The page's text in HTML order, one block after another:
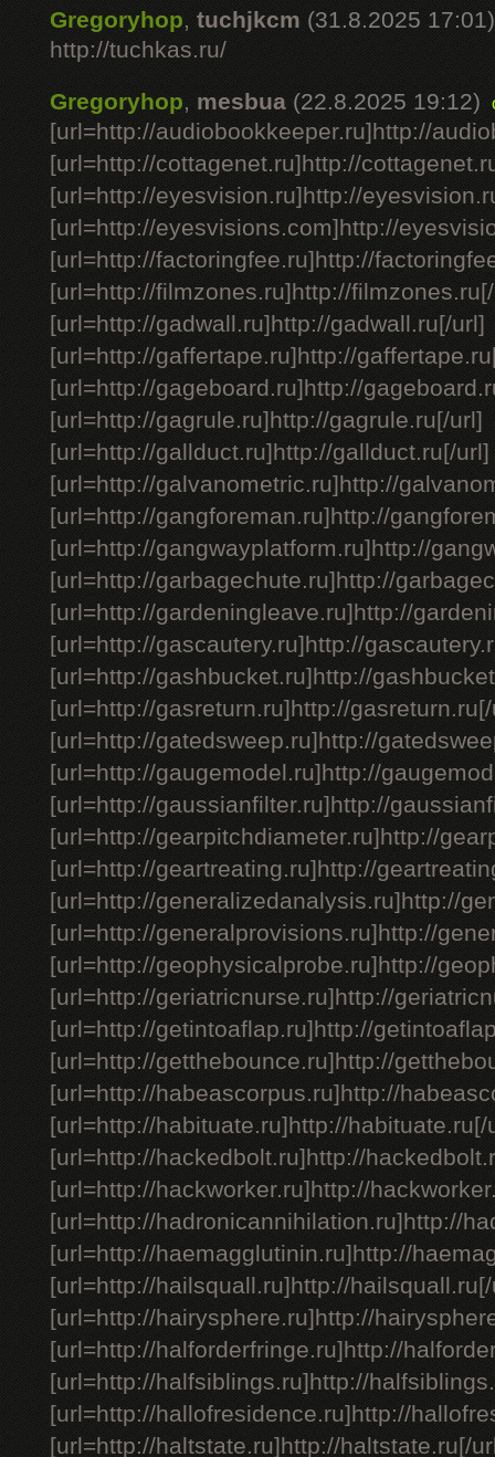
Gregoryhop,tuchjkcm (31.8.2025 17:01)
http://tuchkas.ru/
Gregoryhop, mesbua (22.8.2025 19:12)
[url=http://audiobookkeeper.ru]http://
[url=http://cottagenet.ru]http://
[url=http://eyesvision.ru]http://
[url=http://eyesvisions.com]http://
[url=http://factoringfee.ru]http://
[url=http://filmzones.ru]http://
[url=http://gadwall.ru]http://gadwall.ru[/url]
[url=http://gaffertape.ru]http://
[url=http://gageboard.ru]http://
[url=http://gagrule.ru]http://gagrule.ru[/url]
[url=http://gallduct.ru]http://gallduct.ru[/url]
[url=http://galvanometric.ru]http://
[url=http://gangforeman.ru]http://
[url=http://gangwayplatform.ru]http://
[url=http://garbagechute.ru]http://
[url=http://gardeningleave.ru]http://
[url=http://gascautery.ru]http://
[url=http://gashbucket.ru]http://
[url=http://gasreturn.ru]http://
[url=http://gatedsweep.ru]http://
[url=http://gaugemodel.ru]http://
[url=http://gaussianfilter.ru]http://
[url=http://gearpitchdiameter.ru]http://
[url=http://geartreating.ru]http://
[url=http://generalizedanalysis.ru]http://
[url=http://generalprovisions.ru]http://
[url=http://geophysicalprobe.ru]http://
[url=http://geriatricnurse.ru]http://
[url=http://getintoaflap.ru]http://
[url=http://getthebounce.ru]http://
[url=http://habeascorpus.ru]http://
[url=http://habituate.ru]http://habituate.ru[/
[url=http://hackedbolt.ru]http://
[url=http://hackworker.ru]http://
[url=http://hadronicannihilation.ru]http://
[url=http://haemagglutinin.ru]http://
[url=http://hailsquall.ru]http://
[url=http://hairysphere.ru]http://
[url=http://halforderfringe.ru]http://
[url=http://halfsiblings.ru]http://
[url=http://hallofresidence.ru]http://
[url=http://haltstate.ru]http://haltstate.ru[/